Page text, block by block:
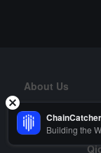
About Us
Risk Warning
ChainCatcher
Building the